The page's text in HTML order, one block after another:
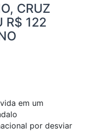
CRUZ
R$ 122
em um
por desviar